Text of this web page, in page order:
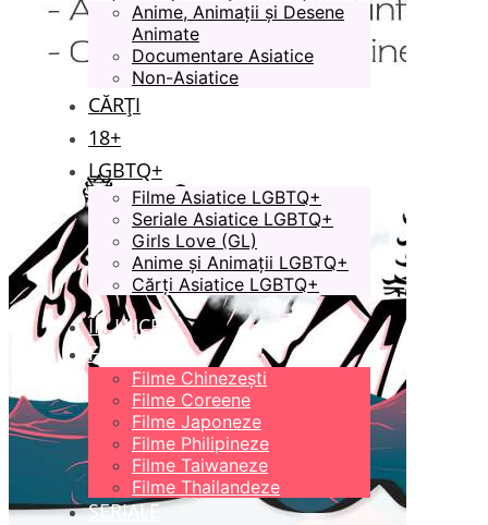
Anime, Animații și Desene
Animate
Documentare Asiatice
Non-Asiatice
CĂRȚI
18+
LGBTQ+
Filme Asiatice LGBTQ+
Seriale Asiatice LGBTQ+
Girls Love (GL)
Anime și Animații LGBTQ+
Cărți Asiatice LGBTQ+
ÎN LUCRU
FILME
Filme Chinezești
Filme Coreene
Filme Japoneze
Filme Philipineze
Filme Taiwaneze
Filme Thailandeze
SERIALE